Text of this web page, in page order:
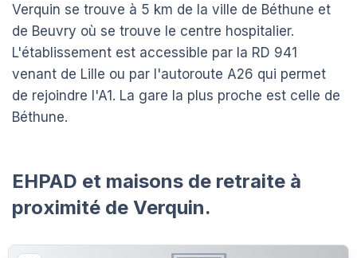
Verquin se trouve à 5 km de la ville de Béthune et
de Beuvry où se trouve le centre hospitalier.
L'établissement est accessible par la RD 941
venant de Lille ou par l'autoroute A26 qui permet
de rejoindre l'A1. La gare la plus proche est celle de
Béthune.
EHPAD et maisons de retraite à
proximité de Verquin.